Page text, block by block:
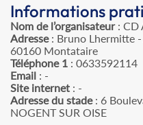
Informations
Nom de l’organisateur: CD
Adresse: Bruno Lhermitte
60160 Montataire
Téléphone 1 : 0633592114
Email : -
Site internet : -
Adresse du stade: 6
NOGENT SUR OISE